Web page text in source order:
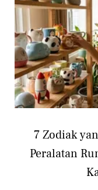
7 Zodiak
Peralatan